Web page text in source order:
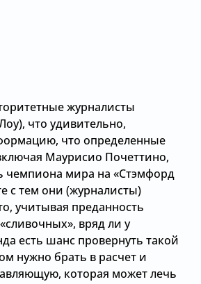
журналисты
что удивительно,
что определенные
Маурисио Почеттино,
чемпиона мира на «Стэмфорд
с тем они (журналисты)
учитывая преданность
вряд ли у
есть шанс провернуть такой
нужно брать в расчет и
которая может лечь